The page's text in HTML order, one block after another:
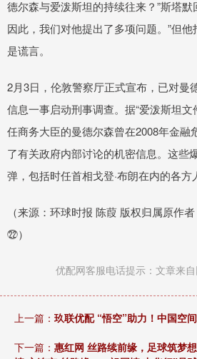
德尔森与爱泼斯坦的持续往来？”斯塔默
因此，我们对他提出了多项问题。”但
是谎言。
2月3日，伦敦警察厅正式宣布，已对曼
信息一事启动刑事调查。据“爱泼斯坦
任商务大臣的曼德尔森曾在2008年金融
了有关政府内部讨论的机密信息。这些
弹，包括时任首相戈登·布朗在内的各方
（来源：环球时报 陈葭 版权归属原作
㉒）
优配网客服电话提示：文章来自
上一篇： 玖联优配 “悟空”助力！中国空
下一篇： 惠红网 丝路续前缘，足球筑梦